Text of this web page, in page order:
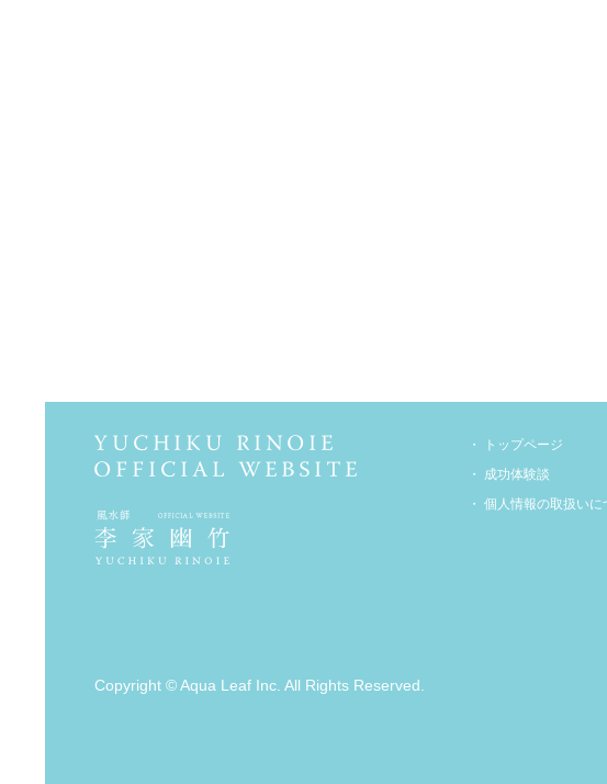
トップページ
成功体験談
個人情報の取扱いに
Copyright © Aqua Leaf Inc. All Rights Reserved.